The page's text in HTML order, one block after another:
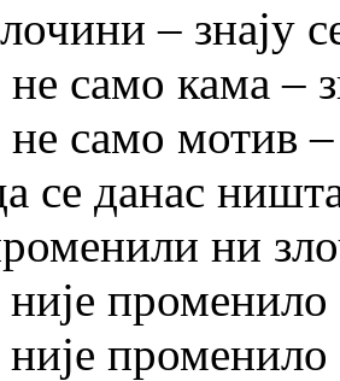
– знају
не само кама
само мотив
се данас
ни